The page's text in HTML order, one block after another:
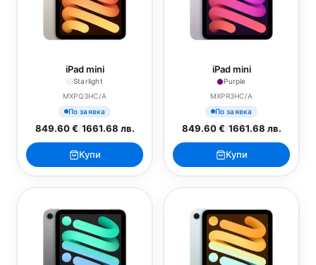
iPad mini
Starlight
MXPQ3HC/A
По заявка
849.60 €/1661.68 лв.
Купи
iPad mini
Purple
MXPR3HC/A
По заявка
849.60 €/1661.68 лв.
Купи